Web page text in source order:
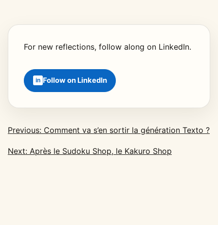
For new reflections, follow along on LinkedIn.
Follow on LinkedIn
Previous: Comment va s’en sortir la génération Texto ?
Next: Après le Sudoku Shop, le Kakuro Shop